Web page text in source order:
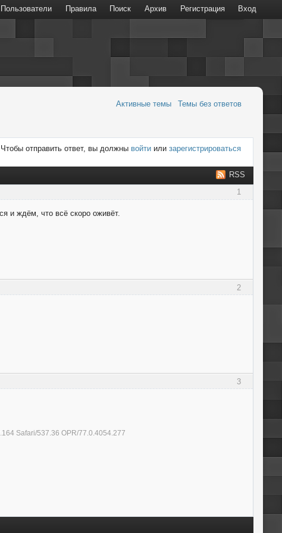
Пользователи Правила Поиск Архив Регистрация Вход
Активные темы Темы без ответов
Чтобы отправить ответ, вы должны войти или зарегистрироваться
RSS
1
и ждём, что всё скоро оживёт.
2
3
Safari/537.36 OPR/77.0.4054.277